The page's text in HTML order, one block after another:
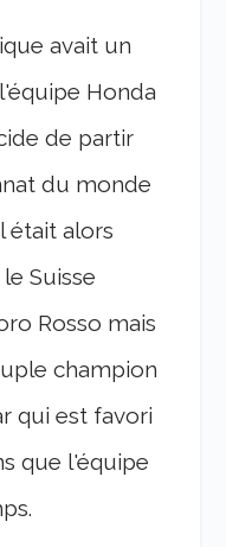
avait un
Honda
de partir
du monde
était alors
Suisse
Rosso mais
champion
qui est favori
que l'équipe